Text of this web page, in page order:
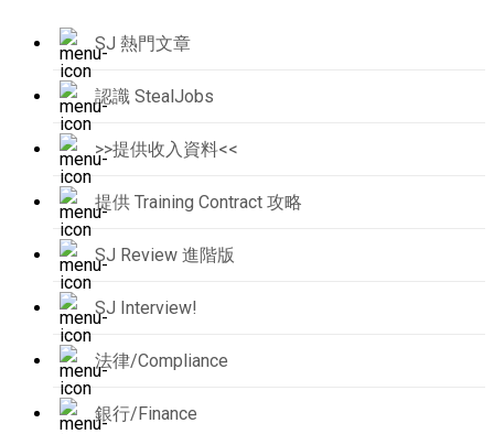
SJ 熱門文章
認識 StealJobs
>>提供收入資料<<
提供 Training Contract 攻略
SJ Review 進階版
SJ Interview!
法律/Compliance
銀行/Finance